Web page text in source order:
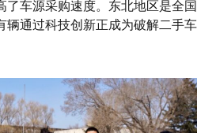
了车源采购速度。东北地区是全国
辆通过科技创新正成为破解二手车